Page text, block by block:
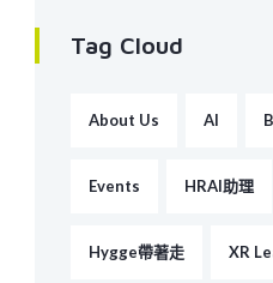
Tag Cloud
About Us AI
Events HRAI助理
Hygge帶著走 XR